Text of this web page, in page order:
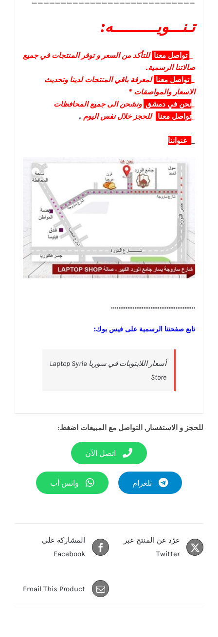
تـنـــويــــــــــه:
تواصل معنا للتأكد من السعر و توفر المنتجات في جميع
صالاتنا الرسمية.
تواصل معنا لمعرفة باقي المنتجات لدينا وتحديث
الاسعار والمواصفات *
نحن في دمشق ونشحن الى جميع المحافظات
تواصل معنا للحجز خلال نفس اليوم .
عنواننا
………………………………………..
تابع صفحتنا الرسمية على فيس بوك:
‎أسعار اللابتوبات في سوريا Laptop Syria
Store‎
للحجز و الاستفسار, التواصل مع المبيعات اضغط:
اتصل الآن
تلغرام واتس أب
المشاركة على
Facebook
غرّد عن المنتج عبر
Twitter
Email This Product